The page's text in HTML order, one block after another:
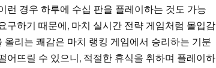
런 경우 하루에 수십 판을 플레이하는 것도 가능
구하기 때문에, 마치 실시간 전략 게임처럼 몰입감
리는 쾌감은 마치 랭킹 게임에서 승리하는 기분
어뜨릴 수 있으니, 적절한 휴식을 취하며 플레이하